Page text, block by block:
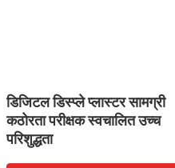
डिजिटल डिस्प्ले प्लास्टर सामग्री
कठोरता परीक्षक स्वचालित उच्च
परिशुद्धता